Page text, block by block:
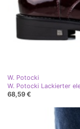
W. Potocki
68,59 €